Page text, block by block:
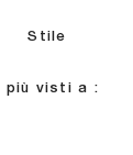
Stile
I più visti a :